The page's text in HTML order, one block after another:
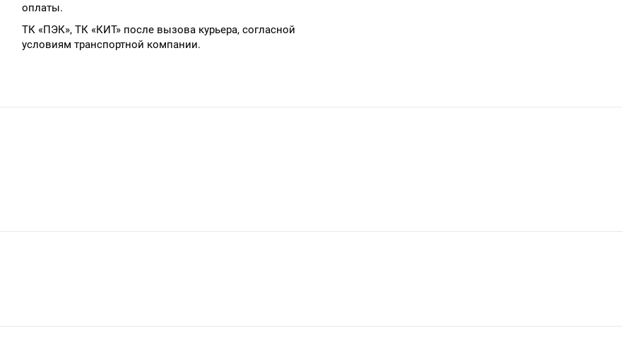
оплаты.
ТК «ПЭК», ТК «КИТ» после вызова курьера, согласной
условиям транспортной компании.